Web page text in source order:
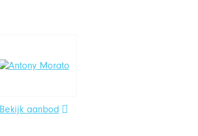
Bekijk aanbod